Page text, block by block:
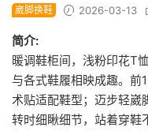
崴脚换鞋 2026-03-13
简介:
暖调鞋柜间，浅粉印花T
与各式鞋履相映成趣。前
术贴适配鞋型；迈步轻崴
转时细瞅细节，站着穿鞋